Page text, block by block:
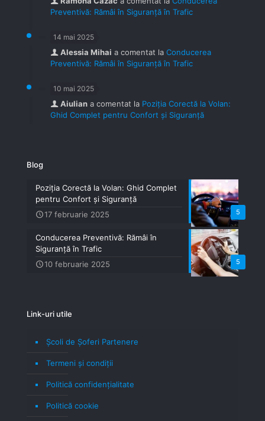
Preventivă: Rămâi în Siguranță în Trafic
14 mai 2025
Alessia Mihai a comentat la Conducerea
Preventivă: Rămâi în Siguranță în Trafic
10 mai 2025
Aiulian a comentat la Poziția Corectă la Volan:
Ghid Complet pentru Confort și Siguranță
Blog
5
Poziția Corectă la Volan: Ghid Complet
pentru Confort și Siguranță
17 februarie 2025
5
Conducerea Preventivă: Rămâi în
Siguranță în Trafic
10 februarie 2025
Link-uri utile
Școli de Șoferi Partenere
Termeni şi condiţii
Politică confidenţialitate
Politică cookie